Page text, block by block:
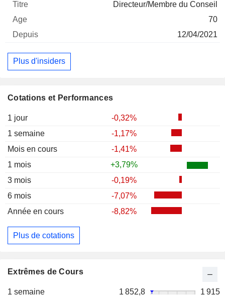
Cotations et Performances
1 jour
-0,32%
1 semaine
-1,17%
Mois en cours
-1,41%
1 mois
+3,79%
3 mois
-0,19%
6 mois
-7,07%
Année en cours
-8,82%
Plus de cotations
Extrêmes de Cours
1 semaine 1 852,8
1 915
Directeur/Membre du Conseil
70
12/04/2021
Plus d'insiders